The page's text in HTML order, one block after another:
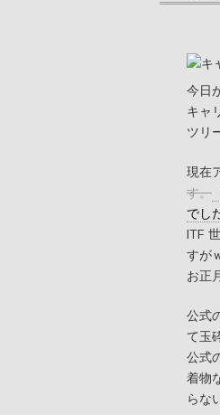
今日
キャ
ツリ
現在
す。
でし
ITF
すが
お正
公式
て玉
公式
着物
らな